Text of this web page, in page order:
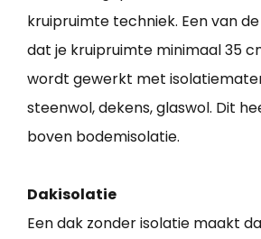
kruipruimte techniek. Een van
dat je kruipruimte minimaal 35
wordt gewerkt met
steenwol, dekens, glaswol. Dit
boven bodemisolatie.
Dakisolatie
Een dak zonder isolatie maakt